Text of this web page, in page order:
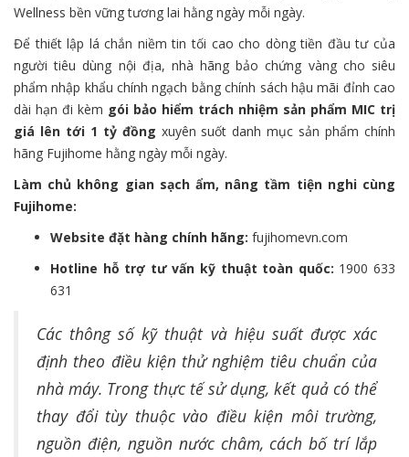
Wellness bền vững tương lai hằng ngày mỗi ngày.
Để thiết lập lá chắn niềm tin tối cao cho dòng tiền đầu tư của
người tiêu dùng nội địa, nhà hãng bảo chứng vàng cho siêu
phẩm nhập khẩu chính ngạch bằng chính sách hậu mãi đỉnh cao
dài hạn đi kèm gói bảo hiểm trách nhiệm sản phẩm MIC trị
giá lên tới 1 tỷ đồng xuyên suốt danh mục sản phẩm chính
hãng Fujihome hằng ngày mỗi ngày.
Làm chủ không gian sạch ẩm, nâng tầm tiện nghi cùng
Fujihome:
Website đặt hàng chính hãng: fujihomevn.com
Hotline hỗ trợ tư vấn kỹ thuật toàn quốc: 1900 633
631
Các thông số kỹ thuật và hiệu suất được xác
định theo điều kiện thử nghiệm tiêu chuẩn của
nhà máy. Trong thực tế sử dụng, kết quả có thể
thay đổi tùy thuộc vào điều kiện môi trường,
nguồn điện, nguồn nước châm, cách bố trí lắp